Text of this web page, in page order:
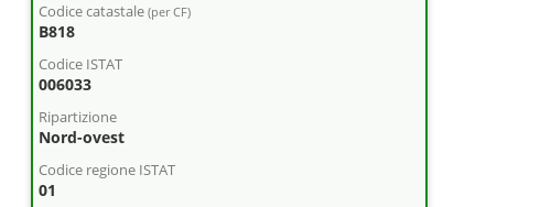
Codice catastale (per CF)
B818
Codice ISTAT
006033
Ripartizione
Nord-ovest
Codice regione ISTAT
01